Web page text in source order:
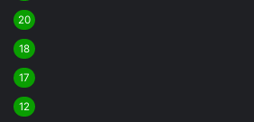
20
18
17
12